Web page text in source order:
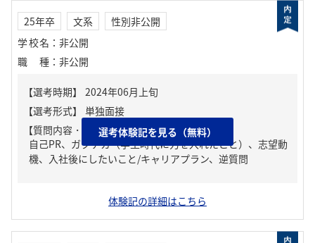
25年卒 文系
性別非公開
学校名 ： 非公開
職種 ： 非公開
【質問内容・課題】
自己PR、ガクチカ（学生時代に力を入れたこと）、志望動
機、入社後にしたいこと/キャリアプラン、逆質問
選考体験記を見る（無料）
体験記の詳細はこちら